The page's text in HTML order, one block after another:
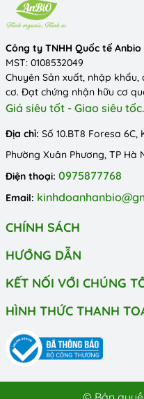
Công ty TNHH Quốc tế Anbio
MST: 0108532049
Chuyên Sản xuất, nhập
cơ. Đạt chứng nhận hữu cơ
Giá siêu tốt - Giao siêu tốc.
Địa chỉ: Số 10.BT8 Foresa
Phường Xuân Phương, TP Hà
Điện thoại: 0975877768
Email:
CHÍNH SÁCH
HƯỚNG DẪN
KẾT NỐI VỚI CHÚNG
HÌNH THỨC THANH